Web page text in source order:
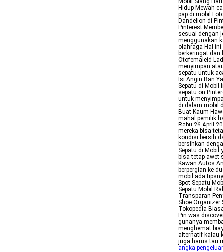
Mobil Siang
Hidup Mewah
pap di mobil
Dandelion di
Pinterest
sesuai dengan
menggunakan
olahraga Hal ini
berkeringat dan
Otofemaleid
menyimpan
sepatu untuk
Isi Angin Ban
Sepatu di Mobil
sepatu on
untuk
di dalam mobil
Buat Kaum
mahal pemilik
Rabu 26 April
mereka bisa
kondisi bersih
bersihkan
Sepatu di Mobil
bisa tetap awet
Kawan Autos
berpergian ke
mobil ada
Spot Sepatu
Sepatu Mobil
Transparan
Shoe Organizer
Tokopedia
Pin was
gunanya
menghemat
alternatif kalau
juga harus tau
angka